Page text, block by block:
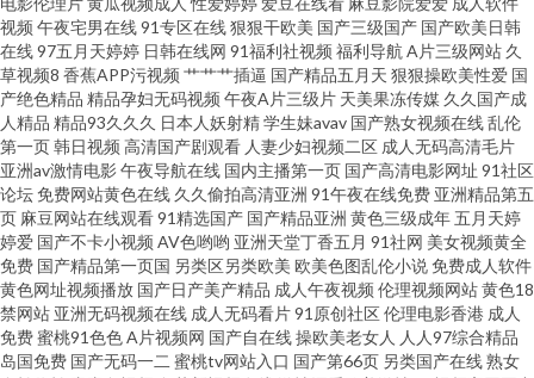
瑟瑟视频网站 91重口味视频 国产精品无毛自慰 美日青青肏 豆花在线视频 婷
婷五月天色色 97视频91 欧洲毛片影院 AV91网 韩国福利在线 午夜日比导航
成人伊人影院 韩日VA 天天操操 91蜜臀人妻中文 国产91探花 欧美不卡交配视
频 亚洲涩涩免费 91原创论坛 另类综合欧美变态 69成人网站 韩国三级色情影
院 人人干人人摸 伊人三级网 国产喷水在线观看 蜜桃草91视频 色综合电影 97
超碰人妻在线 另类综合19p 微拍福利地址av 国产一线二线 97色色资源站 性
视频 午夜宅男在线91专区在线狠狠干欧美 国产三级国产 国产欧美日韩
在线97五月天婷婷 日韩在线网 91福利社视频 福利导航 A片三级网站 久
草视频8 香蕉APP污视频 艹艹艹插逼 国产精品五月天 狠狠操欧美性爱 国
产绝色精品 精品孕妇无码视频 午夜A片三级片 天美果冻传媒 久久国产成
人精品 精品93久久久 日本人妖射精学生妹avav 国产熟女视频在线乱伦
第一页韩日视频 高清国产剧观看 人妻少妇视频二区 成人无码高清毛片
亚洲av激情电影午夜导航在线 国内主播第一页 国产高清电影网址 91社区
论坛免费网站黄色在线 久久偷拍高清亚洲 91午夜在线免费 亚洲精品第五
页 麻豆网站在线观看91精选国产 国产精品亚洲 黄色三级成年 五月天婷
婷爱 国产不卡小视频 AV色哟哟 亚洲天堂丁香五月 91社网 美女视频黄全
免费 国产精品第一页国 另类区另类欧美 欧美色图乱伦小说免费成人软件
黄色网址视频播放 国产日产美产精品 成人午夜视频 伦理视频网站黄色18
禁网站 亚洲无码视频在线 成人无码看片91原创社区伦理电影香港 成人
免费蜜桃91色色A片视频网 国产自在线操欧美老女人 人人97综合精品
岛国免费 国产无码一二 蜜桃tv网站入口 国产第66页 另类国产在线熟女